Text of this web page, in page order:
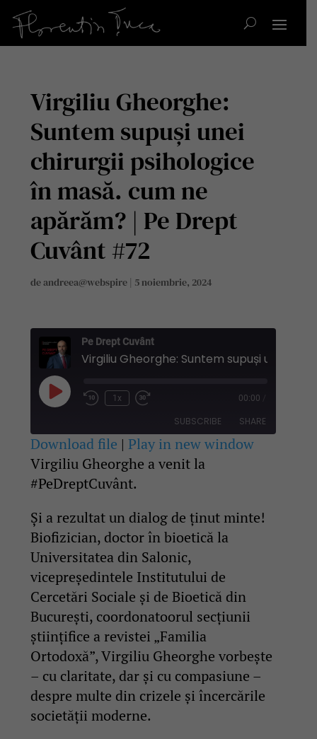
Virgiliu Gheorghe:
Suntem supuși unei
chirurgii psihologice
în masă. cum ne
apărăm? | Pe Drept
Cuvânt #72
deandreea@webspire | 5 noiembrie, 2024
Pe Drept Cuvânt
Play
Episode
Rewind
1x
Fast
seconds
00:00
SUBSCRIBE SHARE
RSS FEED
SHARE
LINK
EMBED
Download file |Play in new window
Virgiliu Gheorghe a venit la
#PeDreptCuvânt.
Și a rezultat un dialog de ținut minte!
Biofizician, doctor în bioetică la
Universitatea din Salonic,
vicepreședintele Institutului de
Cercetări Sociale și de Bioetică din
București, coordonatoorul secțiunii
științifice a revistei „Familia
Ortodoxă”, Virgiliu Gheorghe vorbește
– cu claritate, dar și cu compasiune –
despre multe din crizele și încercările
societății moderne.